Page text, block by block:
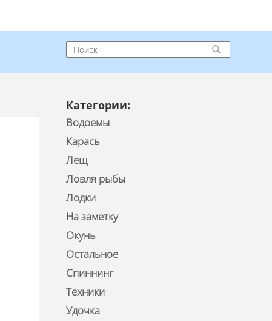
Категории:
Водоемы
Карась
Лещ
Ловля рыбы
Лодки
На заметку
Окунь
Остальное
Спиннинг
Техники
Удочка